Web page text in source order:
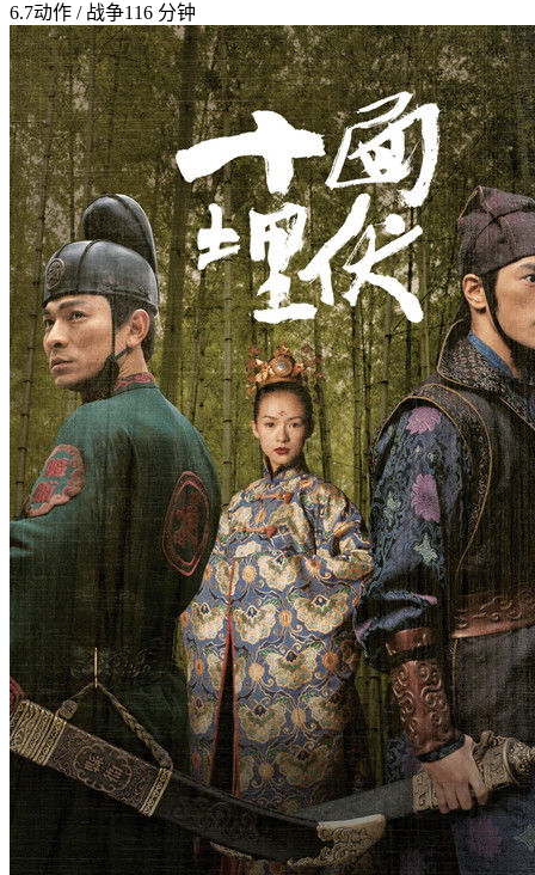
6.7动作 / 战争116 分钟